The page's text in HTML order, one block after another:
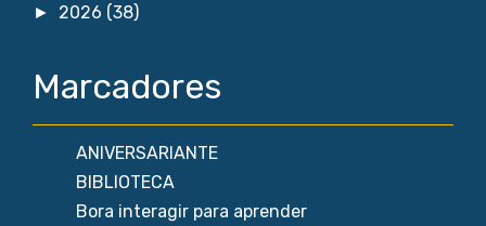
► 2026 (38)
Marcadores
ANIVERSARIANTE
BIBLIOTECA
Bora interagir para aprender